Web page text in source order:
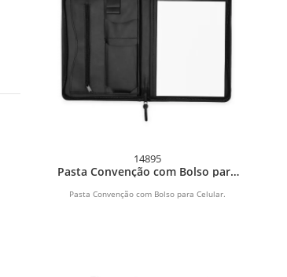
14895
Pasta Convenção com Bolso para
Pasta Convenção com Bolso para Celular.